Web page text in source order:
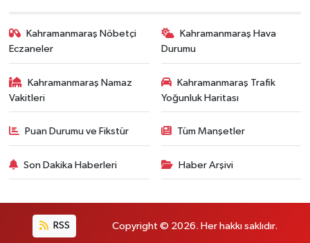
Kahramanmaraş Nöbetçi
Eczaneler
Kahramanmaraş Hava
Durumu
Kahramanmaraş Namaz
Vakitleri
Kahramanmaraş Trafik
Yoğunluk Haritası
Puan Durumu ve Fikstür Tüm Manşetler
Son Dakika Haberleri Haber Arşivi
RSS Copyright © 2026. Her hakkı saklıdır.